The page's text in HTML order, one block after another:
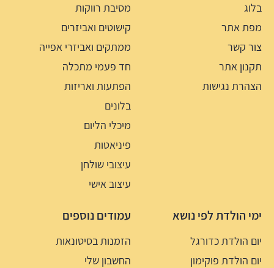
בלוג
מפת אתר
צור קשר
תקנון אתר
הצהרת נגישות
מסיבת רווקות
קישוטים ואביזרים
ממתקים ואביזרי אפייה
חד פעמי מתכלה
הפתעות ואריזות
בלונים
מיכלי הליום
פיניאטות
עיצובי שולחן
עיצוב אישי
ימי הולדת לפי נושא
יום הולדת כדורגל
יום הולדת פוקימון
עמודים נוספים
הזמנות בסיטונאות
החשבון שלי